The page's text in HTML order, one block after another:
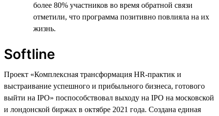
более 80% участников во время обратной связи
отметили, что программа позитивно повлияла на их
жизнь.
Softline
Проект «Комплексная трансформация HR-практик и
выстраивание успешного и прибыльного бизнеса, готового
выйти на IPO» поспособствовал выходу на IPO на московской
и лондонской биржах в октябре 2021 года. Создана единая